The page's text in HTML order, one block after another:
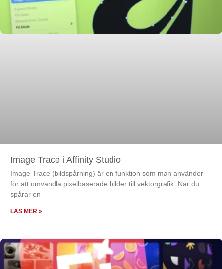
Image Trace i Affinity Studio
Image Trace (bildspårning) är en funktion som man använder
för att omvandla pixelbaserade bilder till vektorgrafik. När du
spårar en
LÄS MER »